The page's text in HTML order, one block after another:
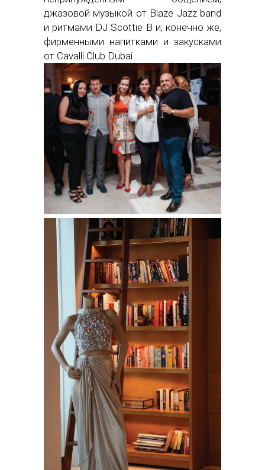
джазовой музыкой от Blaze Jazz band
и ритмами DJ Scottie B и, конечно же,
фирменными напитками и закусками
от Cavalli Club Dubai.